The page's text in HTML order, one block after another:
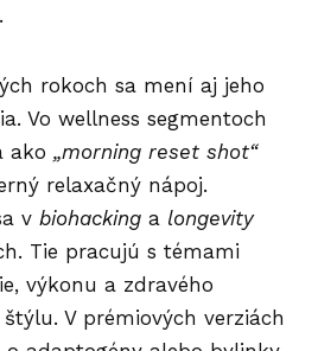
rokoch sa mení aj jeho
Vo wellness segmentoch
ako „morning reset shot“
relaxačný nápoj.
v biohacking a longevity
Tie pracujú s témami
výkonu a zdravého
V prémiových verziách